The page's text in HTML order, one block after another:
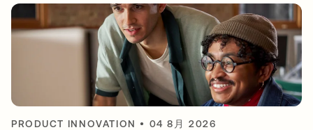
PRODUCT INNOVATION • 04 8月 2026